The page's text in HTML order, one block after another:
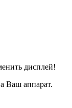
дисплей!
Ваш аппарат.